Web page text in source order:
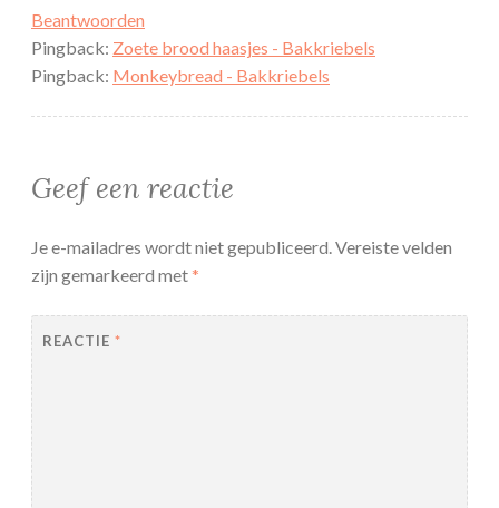
Beantwoorden
Pingback: Zoete brood haasjes - Bakkriebels
Pingback: Monkeybread - Bakkriebels
Geef een reactie
Je e-mailadres wordt niet gepubliceerd.Vereiste velden
zijn gemarkeerd met*
REACTIE *